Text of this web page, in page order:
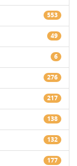
553
49
6
276
217
138
132
177